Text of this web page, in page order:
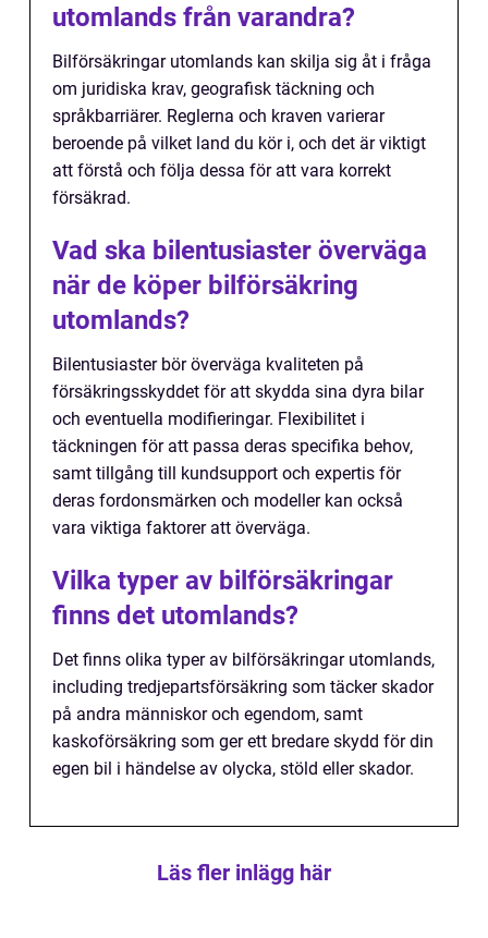
utomlands från varandra?
Bilförsäkringar utomlands kan skilja sig åt i fråga
om juridiska krav, geografisk täckning och
språkbarriärer. Reglerna och kraven varierar
beroende på vilket land du kör i, och det är viktigt
att förstå och följa dessa för att vara korrekt
försäkrad.
Vad ska bilentusiaster överväga
när de köper bilförsäkring
utomlands?
Bilentusiaster bör överväga kvaliteten på
försäkringsskyddet för att skydda sina dyra bilar
och eventuella modifieringar. Flexibilitet i
täckningen för att passa deras specifika behov,
samt tillgång till kundsupport och expertis för
deras fordonsmärken och modeller kan också
vara viktiga faktorer att överväga.
Vilka typer av bilförsäkringar
finns det utomlands?
Det finns olika typer av bilförsäkringar utomlands,
including tredjepartsförsäkring som täcker skador
på andra människor och egendom, samt
kaskoförsäkring som ger ett bredare skydd för din
egen bil i händelse av olycka, stöld eller skador.
Läs fler inlägg här